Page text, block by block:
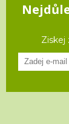
Ziskej